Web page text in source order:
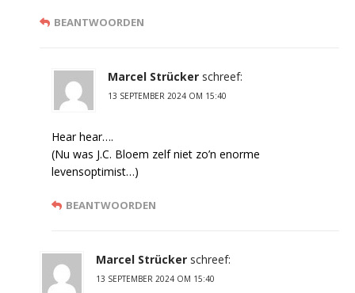
BEANTWOORDEN
Marcel Strücker schreef:
13 SEPTEMBER 2024 OM 15:40
Hear hear….
(Nu was J.C. Bloem zelf niet zo’n enorme
levensoptimist…)
BEANTWOORDEN
Marcel Strücker schreef:
13 SEPTEMBER 2024 OM 15:40